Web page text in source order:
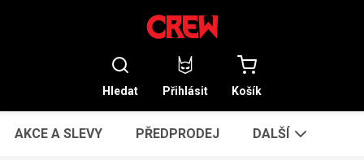
Hledat Přihlásit Košík
AKCE A SLEVY PŘEDPRODEJ DALŠÍ